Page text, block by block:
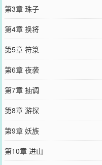
第3章 珠子
第4章 换将
第5章 符箓
第6章 夜袭
第7章 抽调
第8章 游探
第9章 妖族
第10章 进山